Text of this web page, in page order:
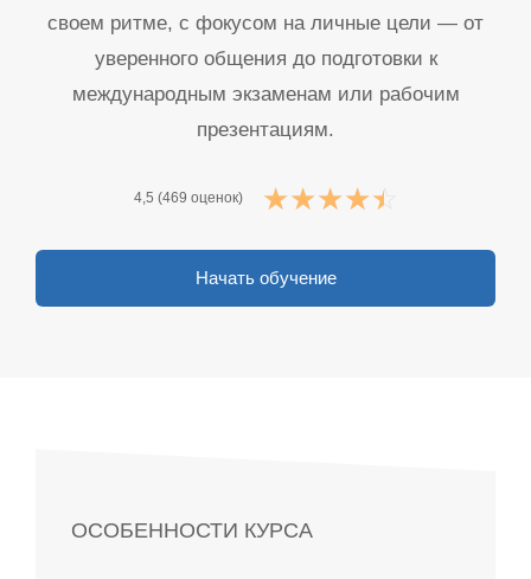
своем ритме, с фокусом на личные цели — от
уверенного общения до подготовки к
международным экзаменам или рабочим
презентациям.
4,5 (469 оценок) ☆☆☆☆☆
Начать обучение
ОСОБЕННОСТИ КУРСА